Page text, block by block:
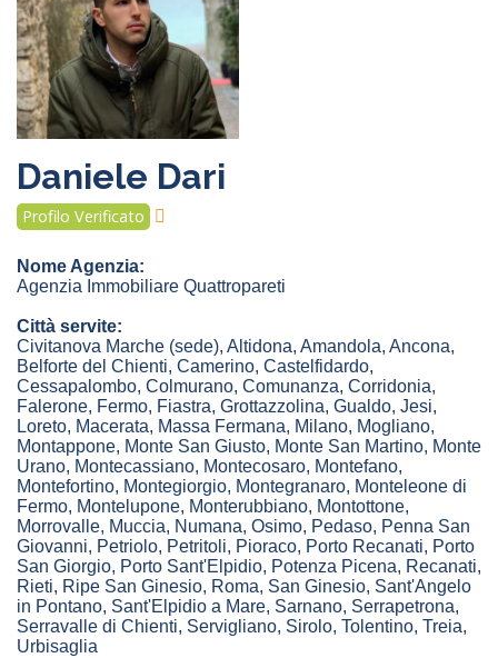
Daniele Dari
Profilo Verificato
Nome Agenzia:
Agenzia Immobiliare Quattropareti
Città servite:
Civitanova Marche (sede), Altidona, Amandola, Ancona,
Belforte del Chienti, Camerino, Castelfidardo,
Cessapalombo, Colmurano, Comunanza, Corridonia,
Falerone, Fermo, Fiastra, Grottazzolina, Gualdo, Jesi,
Loreto, Macerata, Massa Fermana, Milano, Mogliano,
Montappone, Monte San Giusto, Monte San Martino, Monte
Urano, Montecassiano, Montecosaro, Montefano,
Montefortino, Montegiorgio, Montegranaro, Monteleone di
Fermo, Montelupone, Monterubbiano, Montottone,
Morrovalle, Muccia, Numana, Osimo, Pedaso, Penna San
Giovanni, Petriolo, Petritoli, Pioraco, Porto Recanati, Porto
San Giorgio, Porto Sant'Elpidio, Potenza Picena, Recanati,
Rieti, Ripe San Ginesio, Roma, San Ginesio, Sant'Angelo
in Pontano, Sant'Elpidio a Mare, Sarnano, Serrapetrona,
Serravalle di Chienti, Servigliano, Sirolo, Tolentino, Treia,
Urbisaglia